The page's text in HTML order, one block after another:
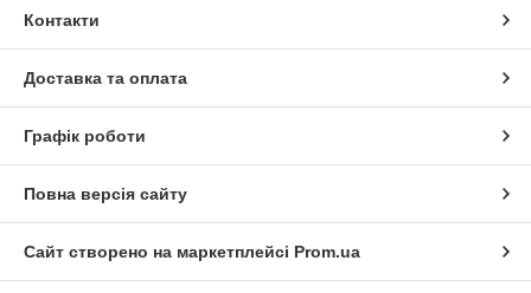
Контакти
Доставка та оплата
Графік роботи
Повна версія сайту
Сайт створено на маркетплейсі Prom.ua